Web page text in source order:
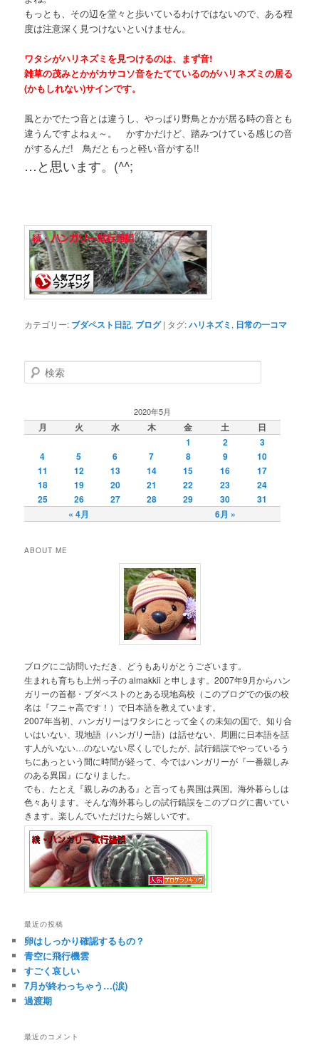
もっとも、その辺を堂々と歩いているわけではないので、ある程
度は注意深く見つけないといけません。
ワタシがハリネズミを見つけるのは、まず音!
雑草の茂みとかがカサコソ音をたてているのがハリネズミの居る
(かもしれない)サインです。
風とかでたつ音とは違うし、やっぱり野鳥とかが居る時の音とも
違うんですよねぇ～。 かすかだけど、踏みつけている感じの音
がするんだ! 鳥だともっと軽い音がする!!
…と思います。(^^;
カテゴリー: ブダペスト日記, ブログ | タグ:ハリネズミ , 日常の一コマ
検
索
2020年5月
月 火 水 木 金 土 日
« 4月 6月 »
1 2
3
4
5 6 7 8 9
10
11
12 13 14 15 16
17
18
19 20 21 22 23
24
25
26 27 28 29 30 31
ABOUT ME
ブログにご訪問いただき、どうもありがとうございます。
生まれも育ちも上州っ子の almakkii と申します。2007年9月からハン
ガリーの首都・ブダペストのとある現地高校（このブログでの仮の校
名は『フニャ高です！）で日本語を教えています。
2007年当初、ハンガリーはワタシにとって全くの未知の国で、知り合
いはいない、現地語（ハンガリー語）は話せない、周囲に日本語を話
す人がいない…のないない尽くしでしたが、試行錯誤でやっているう
ちにあっという間に時間が経って、今ではハンガリーが『一番親しみ
のある異国』になりました。
でも、たとえ『親しみのある』と言っても異国は異国。海外暮らしは
色々あります。そんな海外暮らしの試行錯誤をこのブログに書いてい
きます。楽しんでいただけたら嬉しいです。
最近の投稿
卵はしっかり確認するもの？
青空に飛行機雲
すごく哀しい
7月が終わっちゃう…(涙)
過渡期
最近のコメント